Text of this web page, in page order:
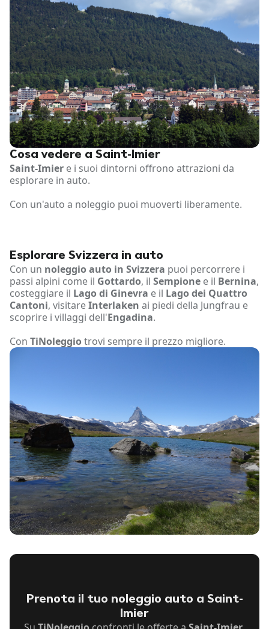
Cosa vedere a Saint-Imier
Saint-Imier e i suoi dintorni offrono attrazioni da
esplorare in auto.
Con un'auto a noleggio puoi muoverti liberamente.
Esplorare Svizzera in auto
Con un noleggio auto in Svizzera puoi percorrere i
passi alpini come il Gottardo, il Sempione e il Bernina,
costeggiare il Lago di Ginevra e il Lago dei Quattro
Cantoni, visitareInterlaken ai piedi della Jungfrau e
scoprire i villaggi dell'Engadina.
Con TiNoleggiotrovi sempre il prezzo migliore.
Prenota il tuo noleggio auto a Saint-
Imier